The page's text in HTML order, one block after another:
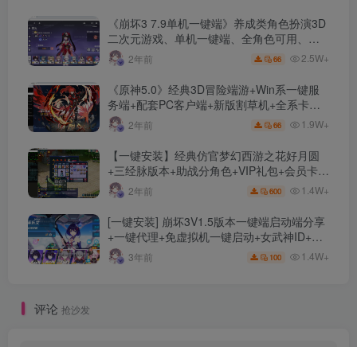
《崩坏3 7.9单机一键端》养成类角色扮演3D
二次元游戏、单机一键端、全角色可用、无
限资源、附带保姆级安装教程
2年前 66 2.5W+
《原神5.0》经典3D冒险端游+Win系一键服
务端+配套PC客户端+新版割草机+全系卡池
文件2年前 66 1.9W+
【一键安装】经典仿官梦幻西游之花好月圆
+三经脉版本+助战分角色+VIP礼包+会员卡
+剧情活动+视频搭建及其他修改资料
2年前 600 1.4W+
[一键安装] 崩坏3V1.5版本一键端启动端分享
+一键代理+免虚拟机一键启动+女武神ID+详
细指令+极简一键修改
3年前 100 1.4W+
评论 抢沙发